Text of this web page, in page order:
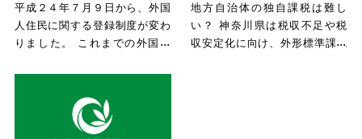
平成２４年７月９日から、外国
人住民に関する登録制度が変わ
りました。 これまでの外国人
地方自治体の独自課税は難し
い？ 神奈川県は税収不足や税
収安定化に向け、外形標準課税